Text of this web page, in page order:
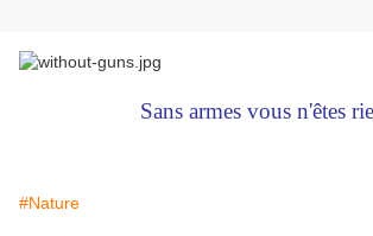
Sans armes vous n'êtes
#Nature